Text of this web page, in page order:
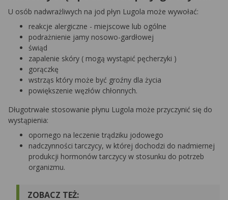
U osób nadwrażliwych na jod płyn Lugola może wywołać:
reakcje alergiczne - miejscowe lub ogólne
podrażnienie jamy nosowo-gardłowej
świąd
zapalenie skóry ( mogą wystąpić pęcherzyki )
gorączkę
wstrząs który może być groźny dla życia
powiększenie węzłów chłonnych.
Długotrwałe stosowanie płynu Lugola może przyczynić się do
wystąpienia:
opornego na leczenie trądziku jodowego
nadczynności tarczycy, w której dochodzi do nadmiernej
produkcji hormonów tarczycy w stosunku do potrzeb
organizmu.
ZOBACZ TEŻ: